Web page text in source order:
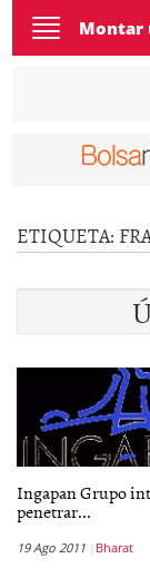
Toggle
navigation
Montar
ETIQUETA:
Ingapan Grupo
penetrar...
19 Ago 2011 Bharat